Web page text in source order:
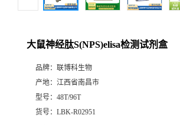
大鼠神经肽S(NPS)elisa检测试剂盒
品牌： 联博科生物
产地： 江西省南昌市
型号： 48T/96T
货号： LBK-R02951